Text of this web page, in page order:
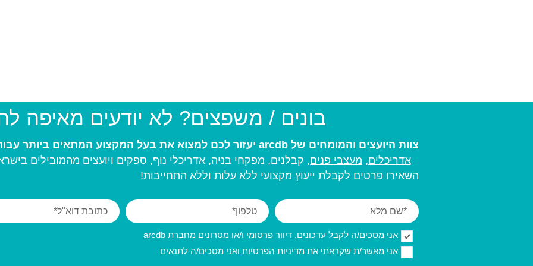
בונים / משפצים? לא יודעים מאיפה
צוות היועצים והמומחים של arcdb יעזור לכם למצוא את בעל המקצוע המתאים ביותר עבורכם:
אדריכלים, מעצבי פנים, קבלנים, מפקחי בניה, אדריכלי נוף, ספקים ויועצים מהמובילים
השאירו פרטים לקבלת ייעוץ מקצועי ללא עלות וללא התחייבות!
אני מסכים/ה לקבל עדכונים, דיוור פרסומי ו/או מסרונים מחברת arcdb
אני מאשר/ת שקראתי את מדיניות הפרטיות ואני מסכים/ה לתנאים